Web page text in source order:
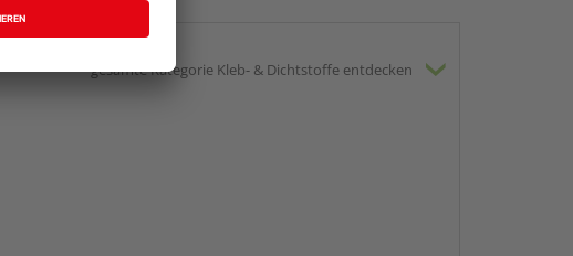
gesamte Kategorie Kleb- & Dichtstoffe entdecken